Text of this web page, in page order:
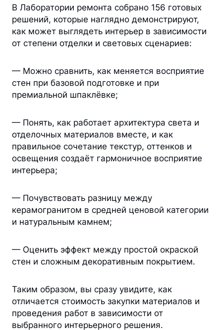
В Лаборатории ремонта собрано 156 готовых
решений, которые наглядно демонстрируют,
как может выглядеть интерьер в зависимости
от степени отделки и световых сценариев:
— Можно сравнить, как меняется восприятие
стен при базовой подготовке и при
премиальной шпаклёвке;
— Понять, как работает архитектура света и
отделочных материалов вместе, и как
правильное сочетание текстур, оттенков и
освещения создаёт гармоничное восприятие
интерьера;
— Почувствовать разницу между
керамогранитом в средней ценовой категории
и натуральным камнем;
— Оценить эффект между простой окраской
стен и сложным декоративным покрытием.
Таким образом, вы сразу увидите, как
отличается стоимость закупки материалов и
проведения работ в зависимости от
выбранного интерьерного решения.